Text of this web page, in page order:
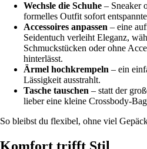
Wechsle die Schuhe – Sneaker
formelles Outfit sofort
Accessoires anpassen – eine
Seidentuch verleiht Eleganz,
Schmuckstücken oder ohne
hinterlässt.
Ärmel hochkrempeln – ein
Lässigkeit ausstrahlt.
Tasche tauschen – statt der
lieber eine kleine Crossbody-
So bleibst du flexibel, ohne viel